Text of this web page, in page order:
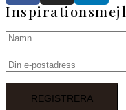
Inspirationsmejl